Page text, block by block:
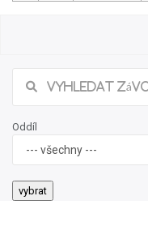
Oddíl